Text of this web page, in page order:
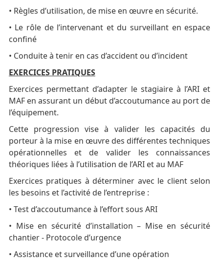
• Règles d’utilisation, de mise en œuvre en sécurité.
• Le rôle de l’intervenant et du surveillant en espace
confiné
• Conduite à tenir en cas d’accident ou d’incident
EXERCICES PRATIQUES
Exercices permettant d’adapter le stagiaire à l’ARI et
MAF en assurant un début d’accoutumance au port de
l’équipement.
Cette progression vise à valider les capacités du
porteur à la mise en œuvre des différentes techniques
opérationnelles et de valider les connaissances
théoriques liées à l’utilisation de l’ARI et au MAF
Exercices pratiques à déterminer avec le client selon
les besoins et l’activité de l’entreprise :
• Test d’accoutumance à l’effort sous ARI
• Mise en sécurité d’installation – Mise en sécurité
chantier - Protocole d’urgence
• Assistance et surveillance d’une opération